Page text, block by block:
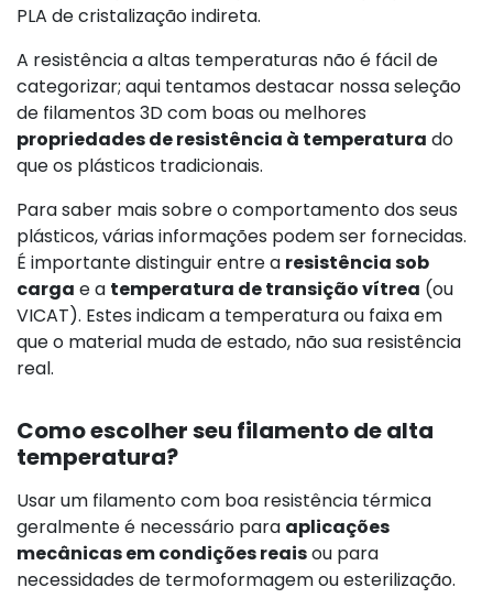
PLA de cristalização indireta.
A resistência a altas temperaturas não é fácil de
categorizar; aqui tentamos destacar nossa seleção
de filamentos 3D com boas ou melhores
propriedades de resistência à temperatura do
que os plásticos tradicionais.
Para saber mais sobre o comportamento dos seus
plásticos, várias informações podem ser fornecidas.
É importante distinguir entre a resistência sob
carga e a temperatura de transição vítrea (ou
VICAT). Estes indicam a temperatura ou faixa em
que o material muda de estado, não sua resistência
real.
Como escolher seu filamento de alta
temperatura?
Usar um filamento com boa resistência térmica
geralmente é necessário para aplicações
mecânicas em condições reaisou para
necessidades de termoformagem ou esterilização.